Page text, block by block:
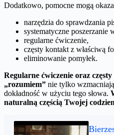
Dodatkowo, pomocne mogą
narzędzia do sprawdzania
systematyczne poszerzanie
regularne ćwiczenie,
częsty kontakt z właściwą
eliminowanie pomyłek.
Regularne ćwiczenie oraz
„rozumiem” nie tylko
dokładność w użyciu tego słowa.
naturalną częścią Twojej